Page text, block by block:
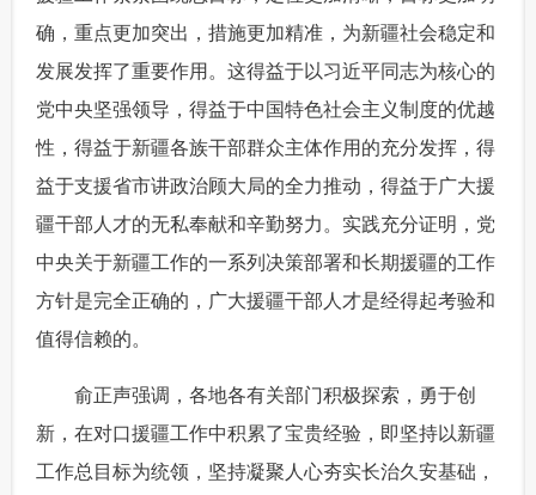
确，重点更加突出，措施更加精准，为新疆社会稳定和
发展发挥了重要作用。这得益于以习近平同志为核心的
党中央坚强领导，得益于中国特色社会主义制度的优越
性，得益于新疆各族干部群众主体作用的充分发挥，得
益于支援省市讲政治顾大局的全力推动，得益于广大援
疆干部人才的无私奉献和辛勤努力。实践充分证明，党
中央关于新疆工作的一系列决策部署和长期援疆的工作
方针是完全正确的，广大援疆干部人才是经得起考验和
值得信赖的。
俞正声强调，各地各有关部门积极探索，勇于创
新，在对口援疆工作中积累了宝贵经验，即坚持以新疆
工作总目标为统领，坚持凝聚人心夯实长治久安基础，